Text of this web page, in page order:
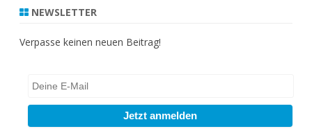
r
h
NEWSLETTER
Verpasse keinen neuen Beitrag!